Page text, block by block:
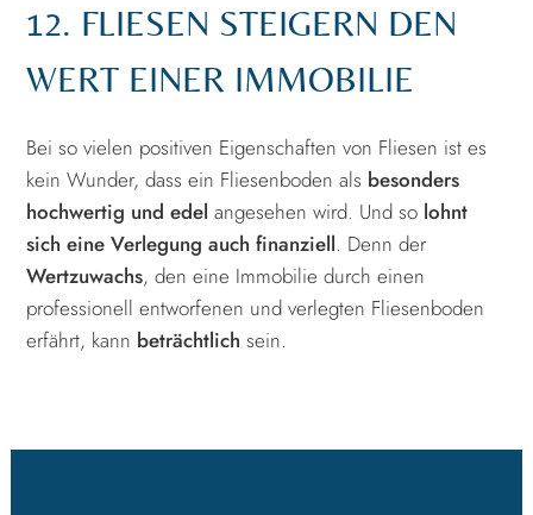
12. FLIESEN STEIGERN DEN
WERT EINER IMMOBILIE
Bei so vielen positiven Eigenschaften von Fliesen ist es
kein Wunder, dass ein Fliesenboden als besonders
hochwertig und edel angesehen wird. Und so lohnt
sich eine Verlegung auch finanziell. Denn der
Wertzuwachs, den eine Immobilie durch einen
professionell entworfenen und verlegten Fliesenboden
erfährt, kann beträchtlich sein.